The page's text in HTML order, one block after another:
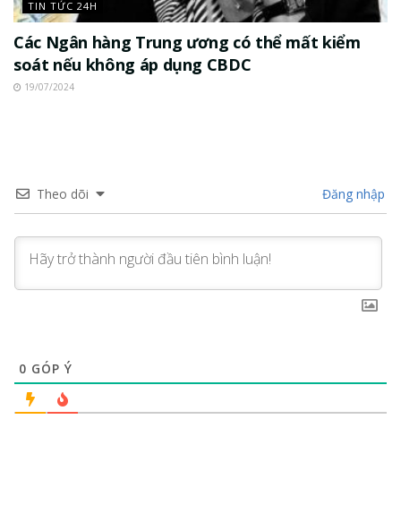
TIN TỨC 24H
Các Ngân hàng Trung ương có thể mất kiểm
soát nếu không áp dụng CBDC
19/07/2024
Theo dõi Đăng nhập
0 GÓP Ý